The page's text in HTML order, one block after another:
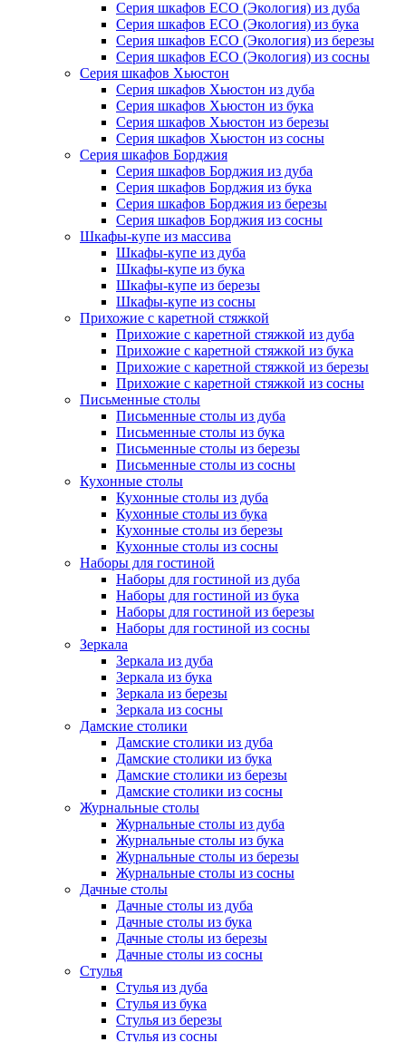
Серия шкафов ECO (Экология) из дуба
Серия шкафов ECO (Экология) из бука
Серия шкафов ECO (Экология) из березы
Серия шкафов ECO (Экология) из сосны
Серия шкафов Хьюстон
Серия шкафов Хьюстон из дуба
Серия шкафов Хьюстон из бука
Серия шкафов Хьюстон из березы
Серия шкафов Хьюстон из сосны
Серия шкафов Борджия
Серия шкафов Борджия из дуба
Серия шкафов Борджия из бука
Серия шкафов Борджия из березы
Серия шкафов Борджия из сосны
Шкафы-купе из массива
Шкафы-купе из дуба
Шкафы-купе из бука
Шкафы-купе из березы
Шкафы-купе из сосны
Прихожие с каретной стяжкой
Прихожие с каретной стяжкой из дуба
Прихожие с каретной стяжкой из бука
Прихожие с каретной стяжкой из березы
Прихожие с каретной стяжкой из сосны
Письменные столы
Письменные столы из дуба
Письменные столы из бука
Письменные столы из березы
Письменные столы из сосны
Кухонные столы
Кухонные столы из дуба
Кухонные столы из бука
Кухонные столы из березы
Кухонные столы из сосны
Наборы для гостиной
Наборы для гостиной из дуба
Наборы для гостиной из бука
Наборы для гостиной из березы
Наборы для гостиной из сосны
Зеркала
Зеркала из дуба
Зеркала из бука
Зеркала из березы
Зеркала из сосны
Дамские столики
Дамские столики из дуба
Дамские столики из бука
Дамские столики из березы
Дамские столики из сосны
Журнальные столы
Журнальные столы из дуба
Журнальные столы из бука
Журнальные столы из березы
Журнальные столы из сосны
Дачные столы
Дачные столы из дуба
Дачные столы из бука
Дачные столы из березы
Дачные столы из сосны
Стулья
Стулья из дуба
Стулья из бука
Стулья из березы
Стулья из сосны